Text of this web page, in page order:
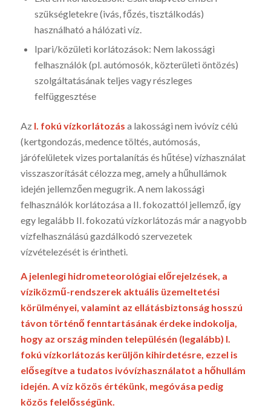
szükségletekre (ivás, főzés, tisztálkodás)
használható a hálózati víz.
Ipari/közületi korlátozások: Nem lakossági
felhasználók (pl. autómosók, közterületi öntözés)
szolgáltatásának teljes vagy részleges
felfüggesztése
Az I. fokú vízkorlátozás a lakossági nem ivóvíz célú
(kertgondozás, medence töltés, autómosás,
járófelületek vizes portalanítás és hűtése) vízhasználat
visszaszorítását célozza meg, amely a hűhullámok
idején jellemzően megugrik. A nem lakossági
felhasználók korlátozása a II. fokozattól jellemző, így
egy legalább II. fokozatú vízkorlátozás már a nagyobb
vízfelhasználású gazdálkodó szervezetek
vízvételezését is érintheti.
A jelenlegi hidrometeorológiai előrejelzések, a
víziközmű-rendszerek aktuális üzemeltetési
körülményei, valamint az ellátásbiztonság hosszú
távon történő fenntartásának érdeke indokolja,
hogy az ország minden településén (legalább) I.
fokú vízkorlátozás kerüljön kihirdetésre, ezzel is
elősegítve a tudatos ivóvízhasználatot a hőhullám
idején. A víz közös értékünk, megóvása pedig
közös felelősségünk.